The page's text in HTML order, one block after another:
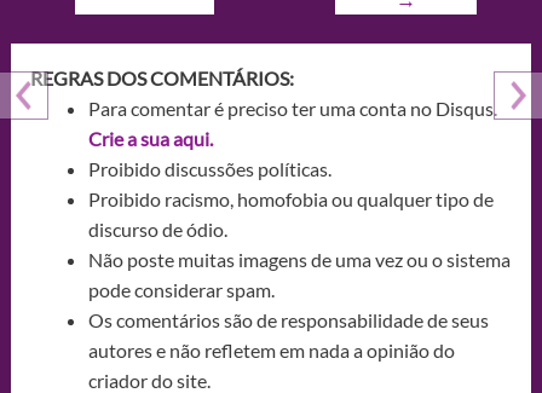
REGRAS DOS COMENTÁRIOS:
Para comentar é preciso ter uma conta no Disqus.
Crie a sua aqui.
Proibido discussões políticas.
Proibido racismo, homofobia ou qualquer tipo de
discurso de ódio.
Não poste muitas imagens de uma vez ou o sistema
pode considerar spam.
Os comentários são de responsabilidade de seus
autores e não refletem em nada a opinião do
criador do site.